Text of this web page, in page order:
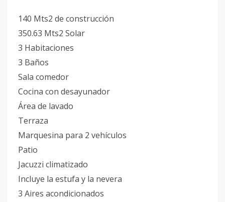
140 Mts2 de construcción
350.63 Mts2 Solar
3 Habitaciones
3 Baños
Sala comedor
Cocina con desayunador
Área de lavado
Terraza
Marquesina para 2 vehículos
Patio
Jacuzzi climatizado
Incluye la estufa y la nevera
3 Aires acondicionados